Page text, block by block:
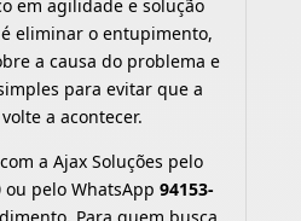
em agilidade e solução
eliminar o entupimento,
a causa do problema e
para evitar que a
a acontecer.
a Ajax Soluções pelo
ou pelo WhatsApp 94153-